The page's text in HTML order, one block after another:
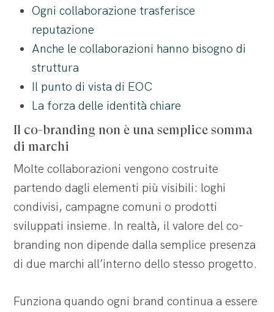
Ogni collaborazione trasferisce
reputazione
Anche le collaborazioni hanno bisogno di
struttura
Il punto di vista di EOC
La forza delle identità chiare
Il co-branding non è una semplice somma
di marchi
Molte collaborazioni vengono costruite
partendo dagli elementi più visibili: loghi
condivisi, campagne comuni o prodotti
sviluppati insieme. In realtà, il valore del co-
branding non dipende dalla semplice presenza
di due marchi all’interno dello stesso progetto.
Funziona quando ogni brand continua a essere